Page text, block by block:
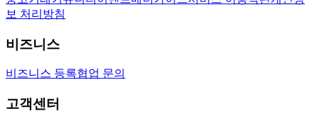
보 처리방침
비즈니스
비즈니스 등록협업 문의
고객센터